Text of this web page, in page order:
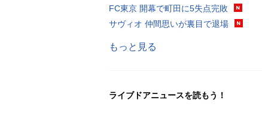
FC東京 開幕で町田に5失点完敗
サヴィオ 仲間思いが裏目で退場
もっと見る
ライブドアニュースを読もう！